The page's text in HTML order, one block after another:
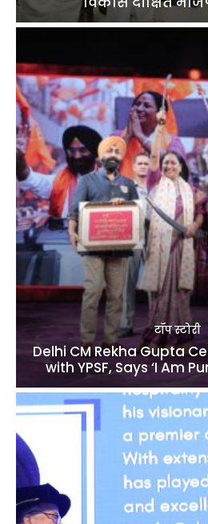
टॉप स्टोरी
Delhi CM Rekha Gupta
with YPSF, Says ‘I Am